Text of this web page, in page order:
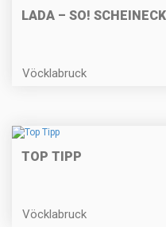
LADA – SO!
Vöcklabruck
TOP TIPP
Vöcklabruck